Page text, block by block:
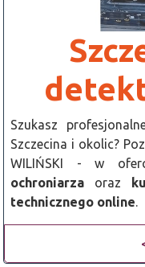
Szukasz
Szczecina i okolic?
WILIŃSKI - w
ochroniarza oraz
technicznego online